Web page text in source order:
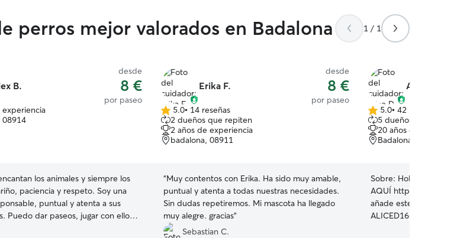
perros mejor valorados en Badalona 1 / 1
B.
desde
8 €
por paseo
experiencia
08914
los animales y siempre los
paciencia y respeto. Soy una
puntual y atenta a sus
Puedo dar paseos, jugar con ellos,
Erika F.
desde
8 €
por paseo
5.0
de
5
estrellas
5.0• 14 reseñas
2 dueños que repiten
2 años de experiencia
badalona, 08911
“Muy contentos con Erika. Ha sido muy amable,
puntual y atenta a todas nuestras necesidades.
Sin dudas repetiremos. Mi mascota ha llegado
muy alegre. gracias”
Sebastian C.
Alice D.
5.0
de
5
estrellas
5.0• 42 reseñas
5 dueños que repiten
20 años de experiencia
Badalona, 08912
Sobre: Hola! 🇬🇧 🇮🇹
AQUÍ https://
añade este CÓDIGO
ALICED16309 y recibes